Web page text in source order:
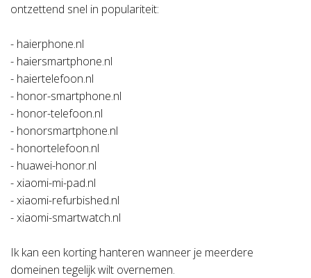
ontzettend snel in populariteit:
- haierphone.nl
- haiersmartphone.nl
- haiertelefoon.nl
- honor-smartphone.nl
- honor-telefoon.nl
- honorsmartphone.nl
- honortelefoon.nl
- huawei-honor.nl
- xiaomi-mi-pad.nl
- xiaomi-refurbished.nl
- xiaomi-smartwatch.nl
Ik kan een korting hanteren wanneer je meerdere
domeinen tegelijk wilt overnemen.